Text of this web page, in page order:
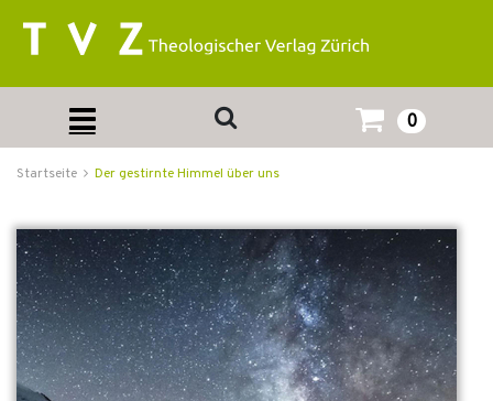
0
Startseite Der gestirnte Himmel über uns